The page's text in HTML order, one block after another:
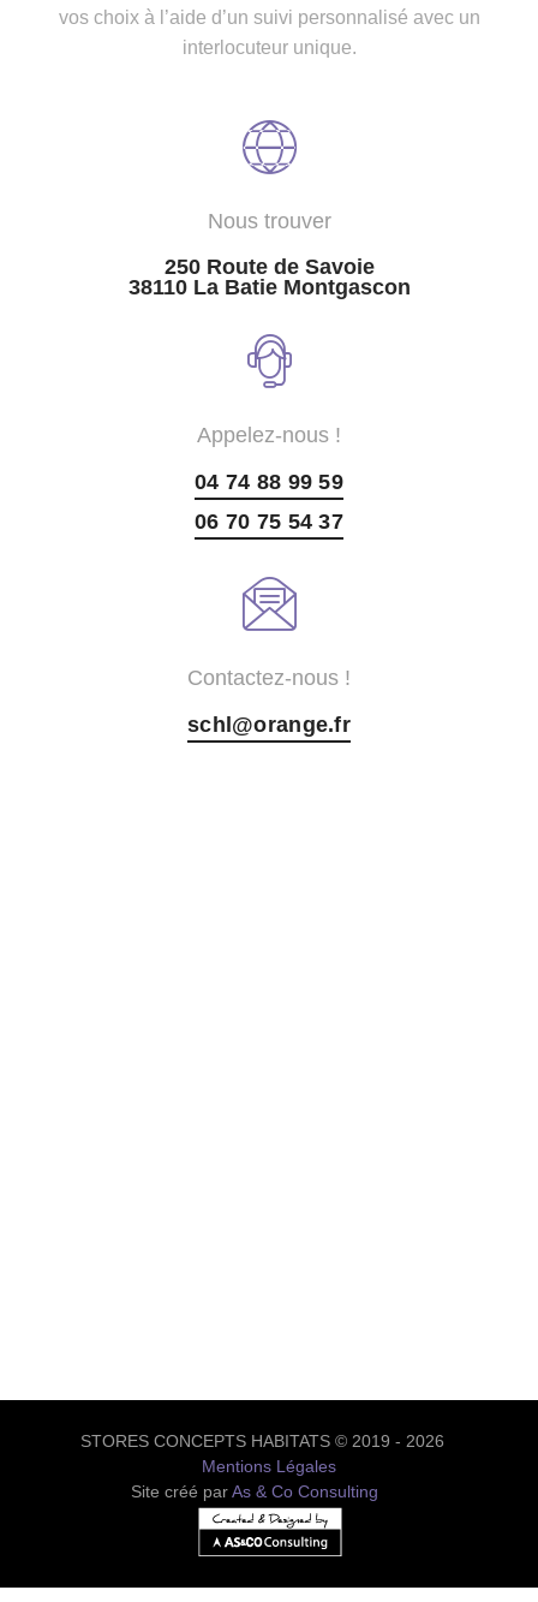
vos choix à l’aide d’un suivi personnalisé avec un
interlocuteur unique.
Nous trouver
250 Route de Savoie
38110 La Batie Montgascon
Appelez-nous !
04 74 88 99 59
06 70 75 54 37
Contactez-nous !
schl@orange.fr
STORES CONCEPTS HABITATS © 2019 - 2026
Mentions Légales
Site créé parAs & Co Consulting